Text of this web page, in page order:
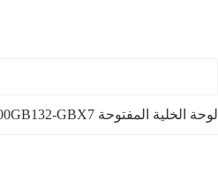
لوحة الخلية المفتوحة BOE HV700GB132-GBX7